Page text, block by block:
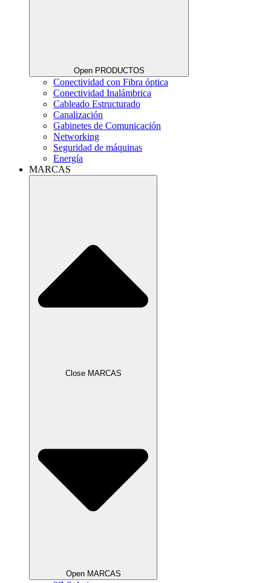
Open PRODUCTOS
Conectividad con Fibra óptica
Conectividad Inalámbrica
Cableado Estructurado
Canalización
Gabinetes de Comunicación
Networking
Seguridad de máquinas
Energía
MARCAS
Close MARCAS
Open MARCAS